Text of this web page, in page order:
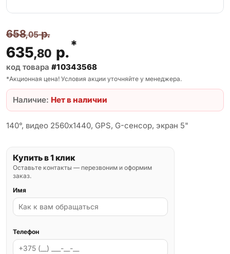
658,05р.
635,80 р.*
код товара #10343568
*Акционная цена! Условия акции уточняйте у менеджера.
Наличие: Нет в наличии
140°, видео 2560x1440, GPS, G-сенсор, экран 5"
Купить в 1 клик
Оставьте контакты — перезвоним и оформим
заказ.
Имя
Телефон